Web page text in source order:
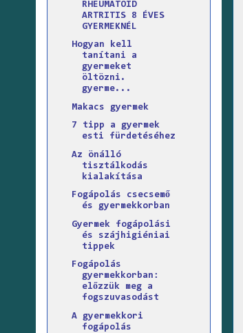
RHEUMATOID
ARTRITIS 8 ÉVES
GYERMEKNÉL
Hogyan kell
tanítani a
gyermeket
öltözni.
gyerme...
Makacs gyermek
7 tipp a gyermek
esti fürdetéséhez
Az önálló
tisztálkodás
kialakítása
Fogápolás csecsemő
és gyermekkorban
Gyermek fogápolási
és szájhigiéniai
tippek
Fogápolás
gyermekkorban:
előzzük meg a
fogszuvasodást
A gyermekkori
fogápolás